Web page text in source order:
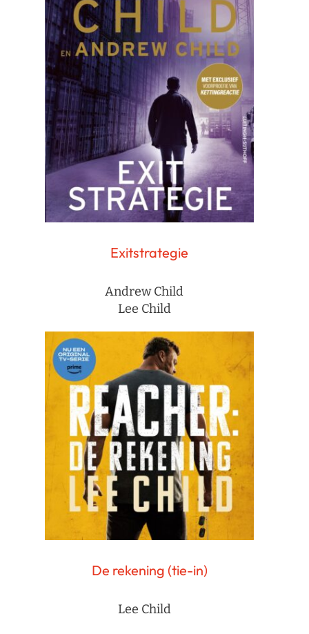
Exitstrategie
Andrew Child
Lee Child
De rekening (tie-in)
Lee Child